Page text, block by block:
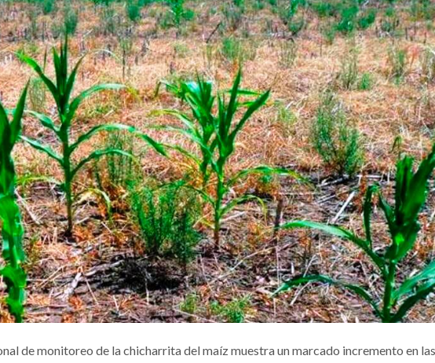
de monitoreo de la chicharrita del maíz muestra un marcado incremento en las